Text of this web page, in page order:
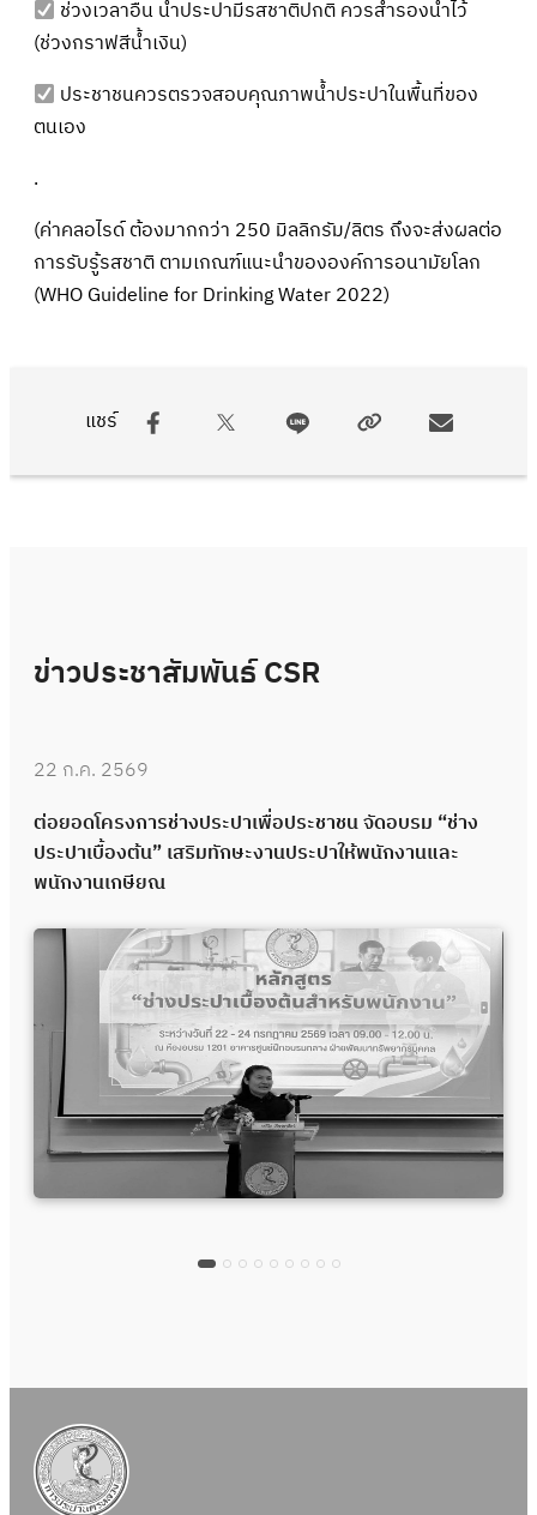
แชร์
ช่วงเวลาอื่น น้ำประปามีรสชาติปกติ ควรสำรองน้ำไว้
(ช่วงกราฟสีน้ำเงิน)
ประชาชนควรตรวจสอบคุณภาพน้ำประปาในพื้นที่ของ
ตนเอง
.
(ค่าคลอไรด์ ต้องมากกว่า 250 มิลลิกรัม/ลิตร ถึงจะส่งผลต่อ
การรับรู้รสชาติ ตามเกณฑ์แนะนำขององค์การอนามัยโลก
(WHO Guideline for Drinking Water 2022)
ข่าวประชาสัมพันธ์ CSR
22 ก.ค. 2569
ต่อยอดโครงการช่างประปาเพื่อประชาชน จัดอบรม “ช่าง
ประปาเบื้องต้น” เสริมทักษะงานประปาให้พนักงานและ
พนักงานเกษียณ